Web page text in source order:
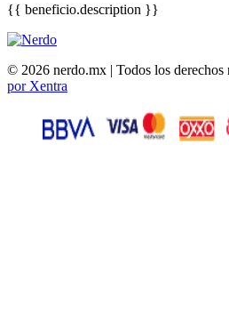
{{ beneficio.description }}
© 2026 nerdo.mx | Todos los derechos
por Xentra